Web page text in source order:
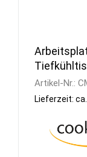
Artikel-Nr.:
Lieferzeit: